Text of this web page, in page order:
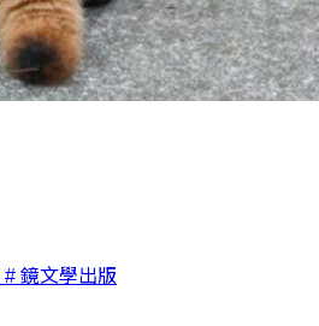
# 鏡文學出版